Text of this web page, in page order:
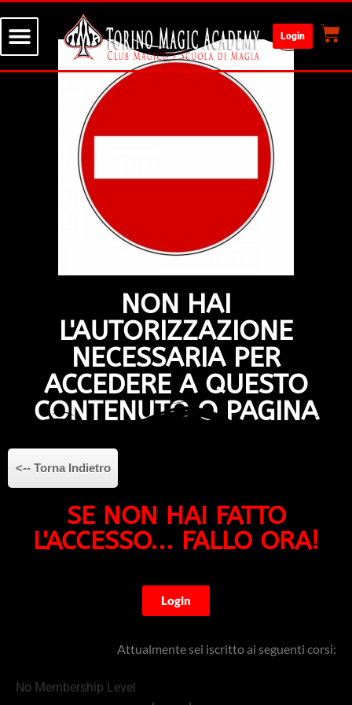
Login
NON HAI
L'AUTORIZZAZIONE
NECESSARIA PER
ACCEDERE A QUESTO
CONTENUTO O PAGINA
<-- Torna Indietro
SE NON HAI FATTO
L'ACCESSO... FALLO ORA!
Login
Attualmente sei iscritto ai seguenti corsi:
No Membership Level​